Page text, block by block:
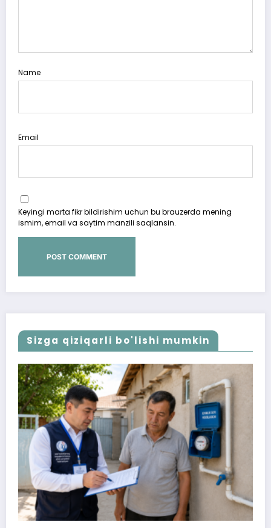
Name
Email
Keyingi marta fikr bildirishim uchun bu brauzerda mening
ismim, email va saytim manzili saqlansin.
Sizga qiziqarli bo'lishi mumkin